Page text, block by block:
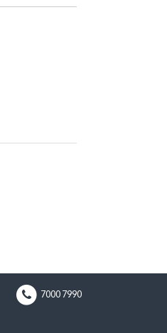
7000 7990